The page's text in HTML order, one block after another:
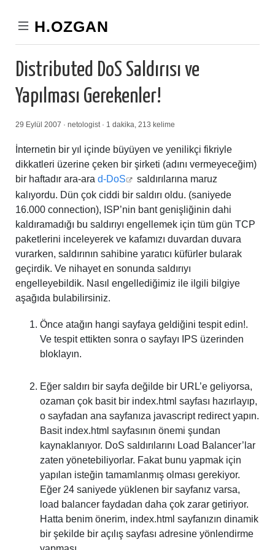
H.OZGAN
Distributed DoS Saldırısı ve
Yapılması Gerekenler!
29 Eylül 2007 · netologist · 1 dakika, 213 kelime
İnternetin bir yıl içinde büyüyen ve yenilikçi fikriyle
dikkatleri üzerine çeken bir şirketi (adını vermeyeceğim)
bir haftadır ara-ara d-DoS
saldırılarına maruz
kalıyordu. Dün çok ciddi bir saldırı oldu. (saniyede
16.000 connection), ISP’nin bant genişliğinin dahi
kaldıramadığı bu saldırıyı engellemek için tüm gün TCP
paketlerini inceleyerek ve kafamızı duvardan duvara
vurarken, saldırının sahibine yaratıcı küfürler bularak
geçirdik. Ve nihayet en sonunda saldırıyı
engelleyebildik. Nasıl engellediğimiz ile ilgili bilgiye
aşağıda bulabilirsiniz.
Önce atağın hangi sayfaya geldiğini tespit edin!.
Ve tespit ettikten sonra o sayfayı IPS üzerinden
bloklayın.
Eğer saldırı bir sayfa değilde bir URL’e geliyorsa,
ozaman çok basit bir index.html sayfası hazırlayıp,
o sayfadan ana sayfanıza javascript redirect yapın.
Basit index.html sayfasının önemi şundan
kaynaklanıyor. DoS saldırılarını Load Balancer’lar
zaten yönetebiliyorlar. Fakat bunu yapmak için
yapılan isteğin tamamlanmış olması gerekiyor.
Eğer 24 saniyede yüklenen bir sayfanız varsa,
load balancer faydadan daha çok zarar getiriyor.
Hatta benim önerim, index.html sayfanızın dinamik
bir şekilde bir açılış sayfası adresine yönlendirme